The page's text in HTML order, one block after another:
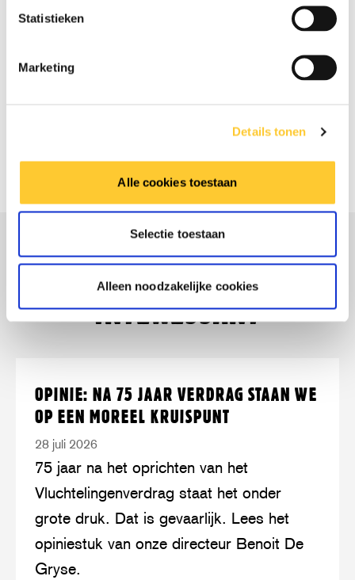
Statistieken
Marketing
Details tonen
Alle cookies toestaan
Selectie toestaan
Alleen noodzakelijke cookies
dit
op
Facebook
Share
this
article
on
Twitter/Bluesky
Deel
dit
artikel
op
LinkedIn
Share
this
article
on
Threads
Deel
dit
via
mail
dit
op
MISSCHIEN OOK
INTERESSANT
OPINIE: NA 75 JAAR VERDRAG STAAN WE
OP EEN MOREEL KRUISPUNT
28 juli 2026
75 jaar na het oprichten van het
Vluchtelingenverdrag staat het onder
grote druk. Dat is gevaarlijk. Lees het
opiniestuk van onze directeur Benoit De
Gryse.
meer
Opinie:
jaar
Verdrag
staan
we